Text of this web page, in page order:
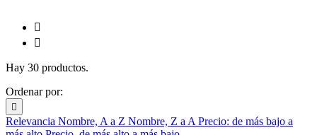


Hay 30 productos.
Ordenar por:

Relevancia Nombre, A a Z Nombre, Z a A Precio: de más bajo a